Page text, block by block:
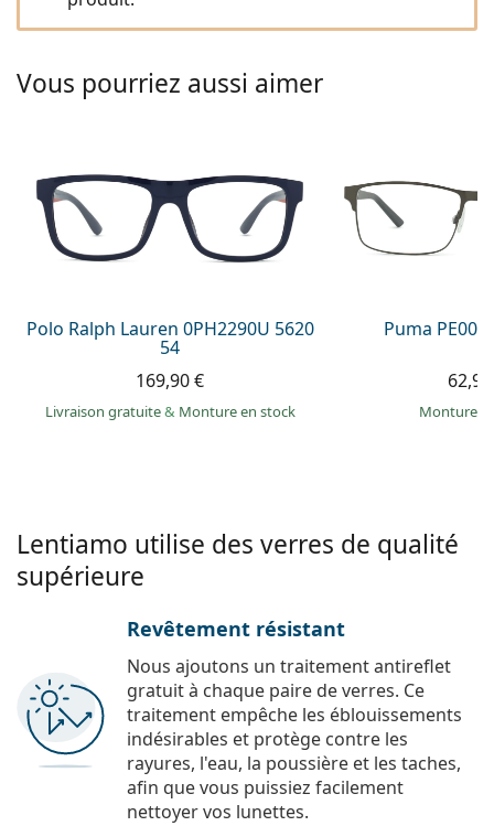
Persol
Toutes les marques
02 446 01 11
Vous pourriez aussi aimer
Polo Ralph Lauren 0PH2290U 5620
54
169,90 €
Livraison gratuite& Monture en stock
Puma
Monture
Lentiamo utilise des verres de qualité
supérieure
Revêtement résistant
Nous ajoutons un traitement antireflet
gratuit à chaque paire de verres. Ce
traitement empêche les éblouissements
indésirables et protège contre les
rayures, l'eau, la poussière et les taches,
afin que vous puissiez facilement
nettoyer vos lunettes.